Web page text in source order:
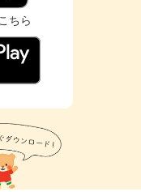
ちら